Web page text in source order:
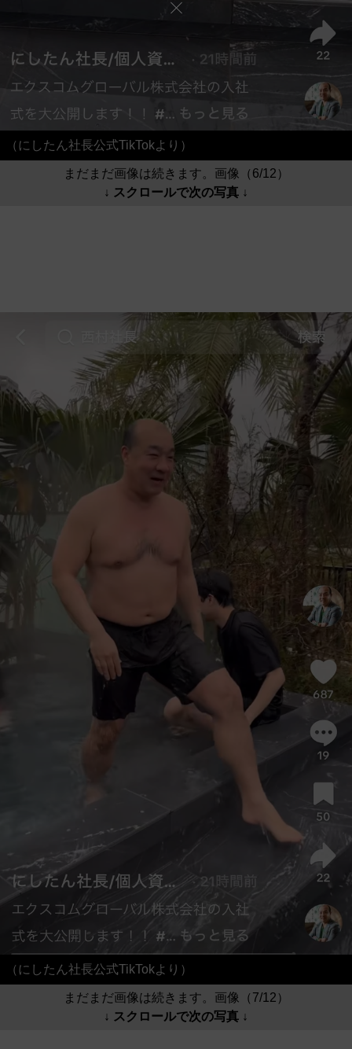
（にしたん社長公式TikTokより）
まだまだ画像は続きます。画像（6/12）
↓ スクロールで次の写真 ↓
（にしたん社長公式TikTokより）
まだまだ画像は続きます。画像（7/12）
↓ スクロールで次の写真 ↓